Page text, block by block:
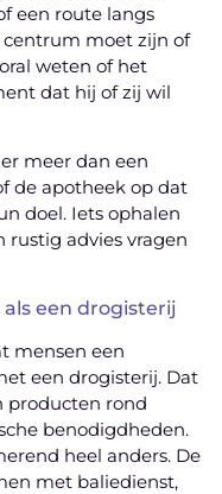
een route langs
centrum moet zijn of
weten of het
dat hij of zij wil
meer dan een
de apotheek op dat
doel. Iets ophalen
rustig advies vragen
een drogisterij
mensen een
een drogisterij. Dat
producten rond
benodigdheden.
heel anders. De
met baliedienst,